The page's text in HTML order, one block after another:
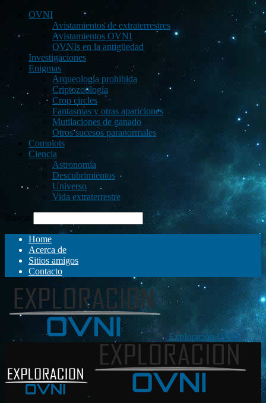
OVNI
Avistamientos de extraterrestres
Avistamientos OVNI
OVNIs en la antigüedad
Investigaciones
Enigmas
Arqueología prohibida
Criptozoología
Crop circles
Fantasmas y otras apariciones
Mutilaciones de ganado
Otros sucesos paranormales
Complots
Ciencia
Astronomía
Descubrimientos
Universo
Vida extraterrestre
Buscar
Home
Acerca de
Sitios amigos
Contacto
Exploración OVNI